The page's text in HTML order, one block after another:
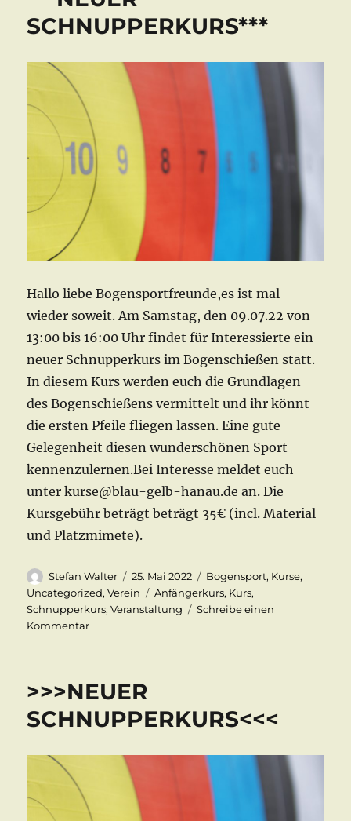
SCHNUPPERKURS***
Hallo liebe Bogensportfreunde,es ist mal
wieder soweit. Am Samstag, den 09.07.22 von
13:00 bis 16:00 Uhr findet für Interessierte ein
neuer Schnupperkurs im Bogenschießen statt.
In diesem Kurs werden euch die Grundlagen
des Bogenschießens vermittelt und ihr könnt
die ersten Pfeile fliegen lassen. Eine gute
Gelegenheit diesen wunderschönen Sport
kennenzulernen.Bei Interesse meldet euch
unter kurse@blau-gelb-hanau.de an. Die
Kursgebühr beträgt beträgt 35€ (incl. Material
und Platzmimete).
Autor
Stefan Walter
Veröffentlicht
am
25. Mai 2022 Kategorien
Bogensport, Kurse,
Uncategorized,Verein Schlagwörter
Anfängerkurs, Kurs,
Schnupperkurs,Veranstaltung
Schreibe einen
Kommentarzu
>>>NEUER
SCHNUPPERKURS<<<